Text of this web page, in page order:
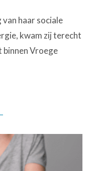
haar sociale
kwam zij terecht
Vroege